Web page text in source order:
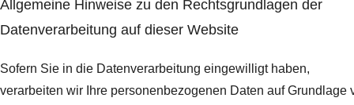
Allgemeine Hinweise zu den Rechtsgrundlagen der
Datenverarbeitung auf dieser Website
Sofern Sie in die Datenverarbeitung eingewilligt haben,
verarbeiten wir Ihre personenbezogenen Daten auf Grundlage